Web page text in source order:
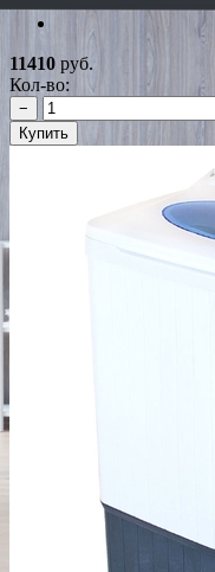
11410 руб.
Кол-во:
−
Купить